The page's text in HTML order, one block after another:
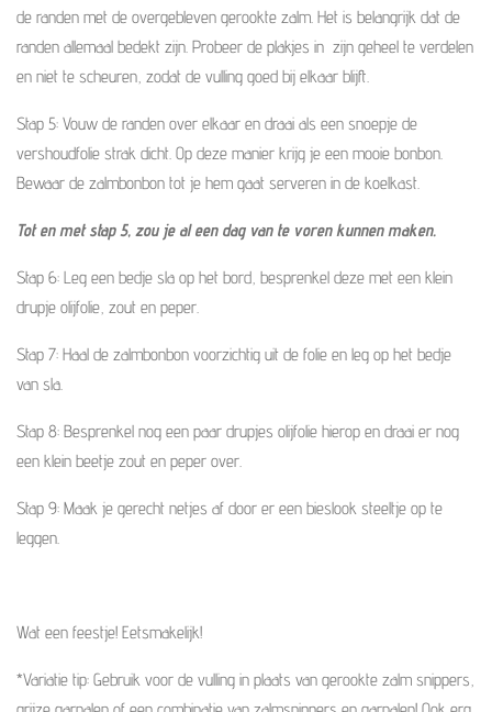
de randen met de overgebleven gerookte zalm. Het is belangrijk dat de
randen allemaal bedekt zijn. Probeer de plakjes in zijn geheel te verdelen
en niet te scheuren, zodat de vulling goed bij elkaar blijft.
Stap 5: Vouw de randen over elkaar en draai als een snoepje de
vershoudfolie strak dicht. Op deze manier krijg je een mooie bonbon.
Bewaar de zalmbonbon tot je hem gaat serveren in de koelkast.
Tot en met stap 5, zou je al een dag van te voren kunnen maken.
Stap 6: Leg een bedje sla op het bord, besprenkel deze met een klein
drupje olijfolie, zout en peper.
Stap 7: Haal de zalmbonbon voorzichtig uit de folie en leg op het bedje
van sla.
Stap 8: Besprenkel nog een paar drupjes olijfolie hierop en draai er nog
een klein beetje zout en peper over.
Stap 9: Maak je gerecht netjes af door er een bieslook steeltje op te
leggen.
Wat een feestje! Eetsmakelijk!
*Variatie tip: Gebruik voor de vulling in plaats van gerookte zalm snippers,